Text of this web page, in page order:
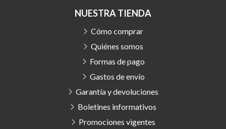
NUESTRA TIENDA
Cómo comprar
Quiénes somos
Formas de pago
Gastos de envío
Garantía y devoluciones
Boletines informativos
Promociones vigentes